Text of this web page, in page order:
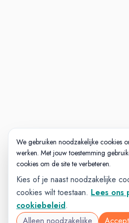
Hoe kom je bij ons
Telefonische intake
Kennismakings-
eventueel
meelopen
Vervolggesprek
We gebruiken noodzakelijke cookies
werken. Met jouw toestemming
cookies om de site te verbeteren.
Kies of je naast noodzakelijke
cookies wilt toestaan. Lees ons
cookiebeleid.